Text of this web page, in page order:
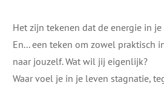
Het zijn tekenen dat de energie in
En... een teken om zowel praktisch
naar jouzelf. Wat wil jij eigenlijk?
Waar voel je in je leven stagnatie,